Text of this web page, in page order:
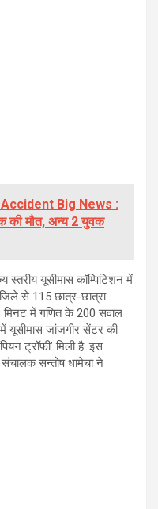
Big News :
मौत, अन्य 2 युवक
स्तरीय यूसीमास कॉम्पिटिशन में
से 115 छात्र-छात्रा
मिनट में गणित के 200 सवाल
यूसीमास जांजगीर सेंटर की
ट्रॉफी’ मिली है. इस
सन्तोष धामेचा ने